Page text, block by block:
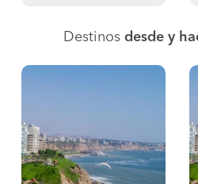
Destinos desde y